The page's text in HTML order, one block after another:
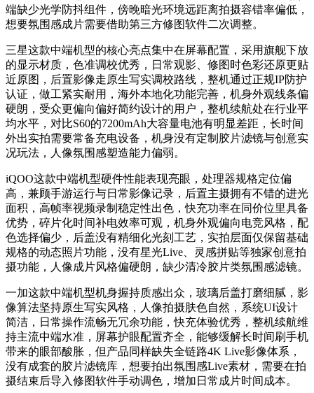
端缺少光学防抖组件，傍晚暗光环境远距离拍摄容错率偏低，
想要氛围感成片需要借助第三方修图软件二次调整。
三星这款中端机型的核心亮点集中在屏幕配置，采用旗舰下放
的显示材质，色准调校优秀，日常观影、修图时色彩还原更贴
近原图，后置影像走原生写实调校路线，整机通过正规IP防护
认证，做工紧实耐用，海外本地化功能完善，机身外观线条偏
硬朗，受众更偏向偏好简约设计的用户，整机续航处在行业平
均水平，对比S60的7200mAh大容量电池有明显差距，长时间
外出实拍需要常备充电设备，机身没有定制胶片滤镜与创意实
况玩法，人像氛围感塑造能力偏弱。
iQOO这款中端机型硬件性能表现亮眼，处理器规格定位偏
高，兼顾手游运行与日常影像记录，后置主摄拥有不错的进光
面积，高帧率视频录制稳定性出色，快充功率在同价位里具备
优势，碎片化时间补电效率可观，机身外观偏向电竞风格，配
色选择偏少，后盖没有精细化光刻工艺，实拍层面仅保留基础
规格的动态照片功能，没有星光Live、灵感拼贴等独家创意拍
摄功能，人像成片风格偏硬朗，缺少清冷胶片类氛围感滤镜。
一加这款中端机型机身握持质感出众，玻璃后盖打磨细腻，影
像算法坚持原生写实风格，人像拍摄肤色自然，系统UI设计
简洁，日常操作流畅无冗余功能，快充体验优秀，整机续航维
持主流中端水准，屏幕护眼配置齐全，能够缓解长时间刷手机
带来的眼部酸胀，但产品同样缺失全链路4K Live影像体系，
没有成套的胶片滤镜库，想要拍出氛围感Live素材，需要在拍
摄结束后导入修图软件手动调色，增加日常成片时间成本。